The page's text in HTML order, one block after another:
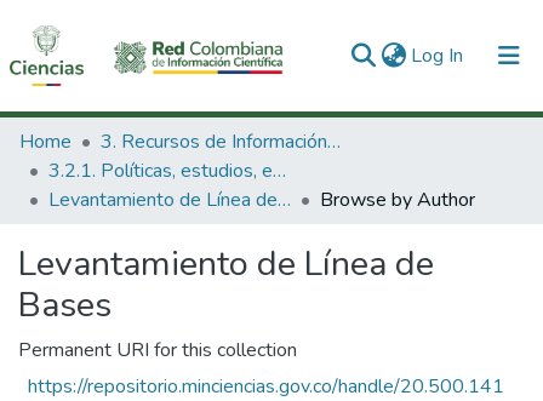
Log In (current)
Communities & Collections
All of DSpace
Home
3. Recursos de Información Científica y Tecnológica
3.2.1. Políticas, estudios, evaluaciones e indicadores de CTeI
Levantamiento de Línea de Bases
Browse by Author
Levantamiento de Línea de
Bases
Permanent URI for this collection
https://repositorio.minciencias.gov.co/handle/20.500.141